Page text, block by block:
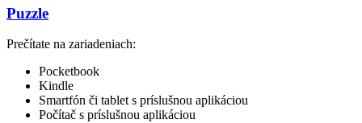
Puzzle
Prečítate na zariadeniach:
Pocketbook
Kindle
Smartfón či tablet s príslušnou aplikáciou
Počítač s príslušnou aplikáciou